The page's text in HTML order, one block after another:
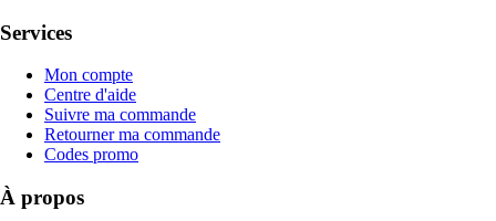
Services
Mon compte
Centre d'aide
Suivre ma commande
Retourner ma commande
Codes promo
À propos